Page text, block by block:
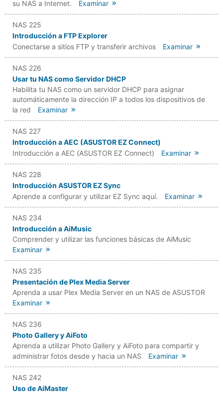
su NAS a Internet.
Examinar
NAS 225
Introducción a FTP Explorer
Conectarse a sitios FTP y transferir archivos
Examinar
NAS 226
Usar tu NAS como Servidor DHCP
Habilita tu NAS como un servidor DHCP para asignar
automáticamente la dirección IP a todos los dispositivos de
la red
Examinar
NAS 227
Introducción a AEC (ASUSTOR EZ Connect)
Introducción a AEC (ASUSTOR EZ Connect)
Examinar
NAS 228
Introducción ASUSTOR EZ Sync
Aprende a configurar y utilizar EZ Sync aquí.
Examinar
NAS 234
Introducción a AiMusic
Comprender y utilizar las funciones básicas de AiMusic
Examinar
NAS 235
Presentación de Plex Media Server
Aprenda a usar Plex Media Server en un NAS de ASUSTOR
Examinar
NAS 236
Photo Gallery y AiFoto
Aprenda a utilizar Photo Gallery y AiFoto para compartir y
administrar fotos desde y hacia un NAS
Examinar
NAS 242
Uso de AiMaster